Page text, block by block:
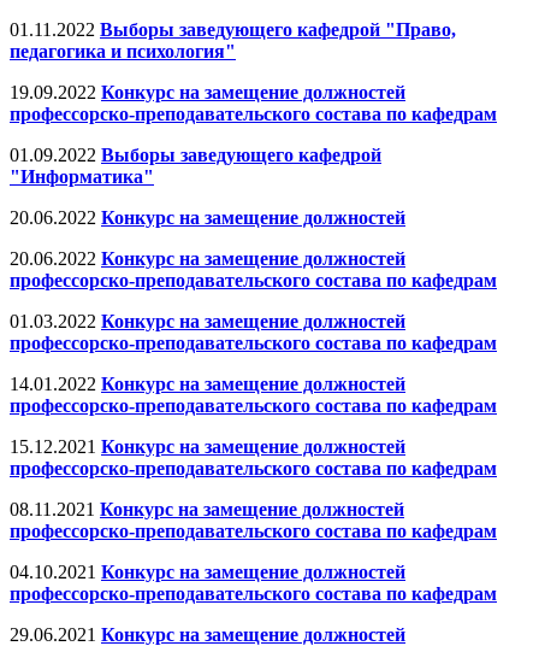
01.11.2022 Выборы заведующего кафедрой "Право,
педагогика и психология"
19.09.2022 Конкурс на замещение должностей
профессорско-преподавательского состава по кафедрам
01.09.2022 Выборы заведующего кафедрой
"Информатика"
20.06.2022 Конкурс на замещение должностей
20.06.2022 Конкурс на замещение должностей
профессорско-преподавательского состава по кафедрам
01.03.2022 Конкурс на замещение должностей
профессорско-преподавательского состава по кафедрам
14.01.2022 Конкурс на замещение должностей
профессорско-преподавательского состава по кафедрам
15.12.2021 Конкурс на замещение должностей
профессорско-преподавательского состава по кафедрам
08.11.2021 Конкурс на замещение должностей
профессорско-преподавательского состава по кафедрам
04.10.2021 Конкурс на замещение должностей
профессорско-преподавательского состава по кафедрам
29.06.2021 Конкурс на замещение должностей